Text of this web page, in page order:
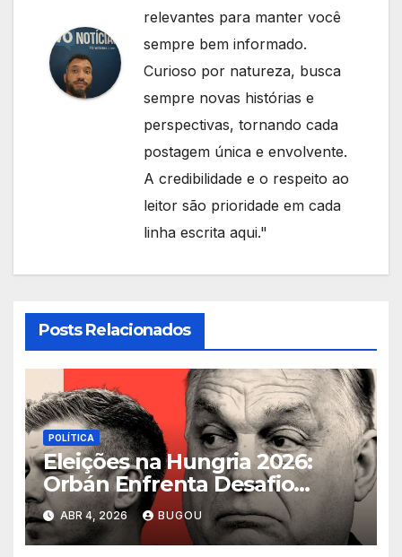
relevantes para manter você
sempre bem informado.
Curioso por natureza, busca
sempre novas histórias e
perspectivas, tornando cada
postagem única e envolvente.
A credibilidade e o respeito ao
leitor são prioridade em cada
linha escrita aqui."
Posts Relacionados
POLÍTICA
Eleições na Hungria 2026:
Orbán Enfrenta Desafio
Histórico
ABR 4, 2026 BUGOU